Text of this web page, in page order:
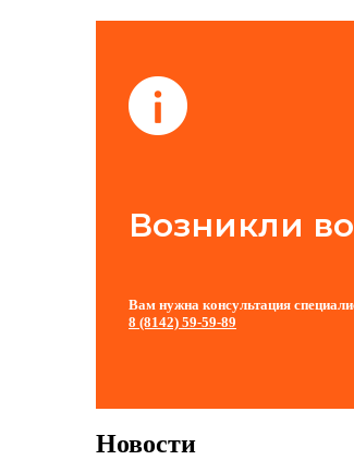
Возникли
Вам нужна консультация
8 (8142) 59-59-89
Новости